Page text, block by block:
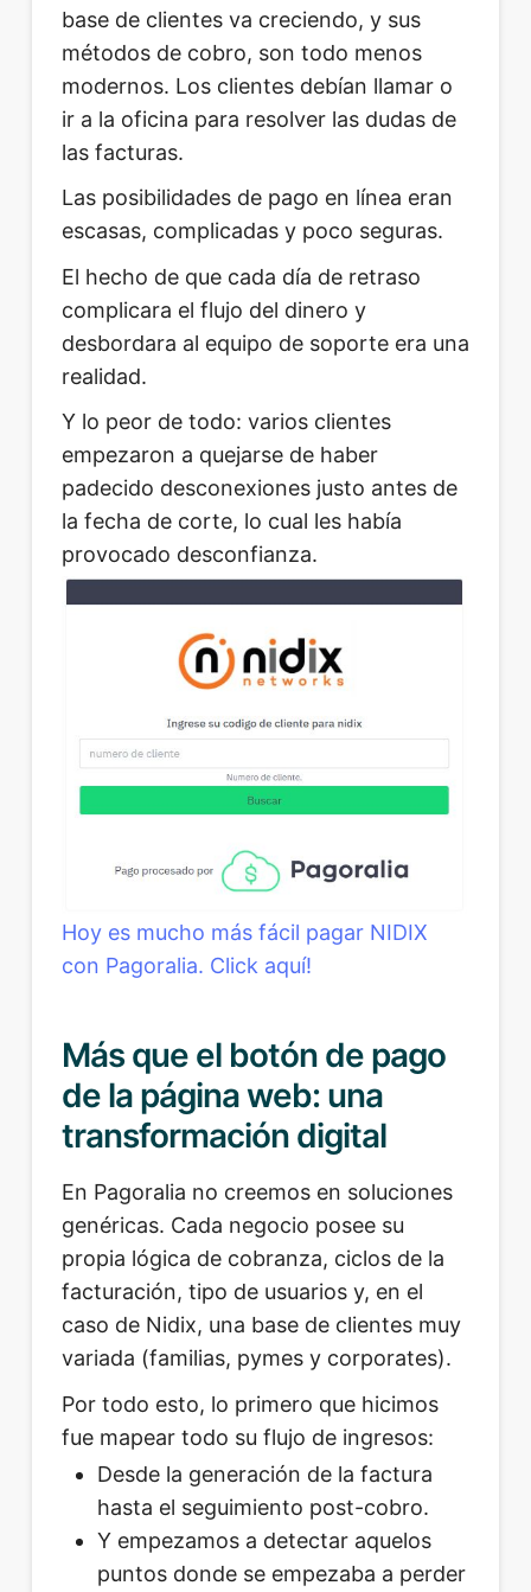
base de clientes va creciendo, y sus
métodos de cobro, son todo menos
modernos. Los clientes debían llamar o
ir a la oficina para resolver las dudas de
las facturas.
Las posibilidades de pago en línea eran
escasas, complicadas y poco seguras.
El hecho de que cada día de retraso
complicara el flujo del dinero y
desbordara al equipo de soporte era una
realidad.
Y lo peor de todo: varios clientes
empezaron a quejarse de haber
padecido desconexiones justo antes de
la fecha de corte, lo cual les había
provocado desconfianza.
Hoy es mucho más fácil pagar NIDIX
con Pagoralia. Click aquí!
Más que el botón de pago
de la página web: una
transformación digital
En Pagoralia no creemos en soluciones
genéricas. Cada negocio posee su
propia lógica de cobranza, ciclos de la
facturación, tipo de usuarios y, en el
caso de Nidix, una base de clientes muy
variada (familias, pymes y corporates).
Por todo esto, lo primero que hicimos
fue mapear todo su flujo de ingresos:
Desde la generación de la factura
hasta el seguimiento post-cobro.
Y empezamos a detectar aquelos
puntos donde se empezaba a perder